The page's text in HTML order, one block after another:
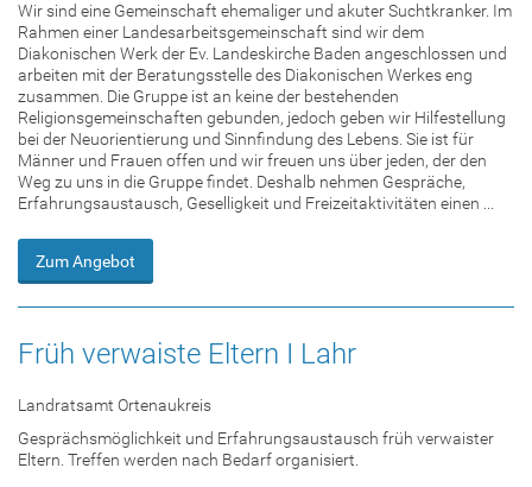
Wir sind eine Gemeinschaft ehemaliger und akuter Suchtkranker. Im
Rahmen einer Landesarbeitsgemeinschaft sind wir dem
Diakonischen Werk der Ev. Landeskirche Baden angeschlossen und
arbeiten mit der Beratungsstelle des Diakonischen Werkes eng
zusammen. Die Gruppe ist an keine der bestehenden
Religionsgemeinschaften gebunden, jedoch geben wir Hilfestellung
bei der Neuorientierung und Sinnfindung des Lebens. Sie ist für
Männer und Frauen offen und wir freuen uns über jeden, der den
Weg zu uns in die Gruppe findet. Deshalb nehmen Gespräche,
Erfahrungsaustausch, Geselligkeit und Freizeitaktivitäten einen ...
Zum Angebot
Früh verwaiste Eltern I Lahr
Landratsamt Ortenaukreis
Gesprächsmöglichkeit und Erfahrungsaustausch früh verwaister
Eltern. Treffen werden nach Bedarf organisiert.